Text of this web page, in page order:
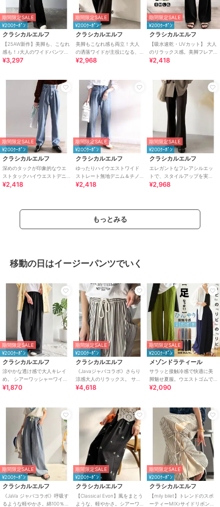
期間限定SALE
¥200ｸｰﾎﾟﾝ
クラシカルエルフ
【25AW新作】美脚も、こなれ
感も！♪大人のワイドパンツ。
ベルテッドワイドイージース
¥3,297
期間限定SALE
¥200ｸｰﾎﾟﾝ
クラシカルエルフ
美脚もこなれ感も両立！大人
の洒落ワイドが主役になる、
ブラッシュドジャージハイウ
¥2,968
期間限定SALE
¥200ｸｰﾎﾟﾝ
クラシカルエルフ
【吸水速乾・UVカット】 大人
のリラックス感。美脚フレア
パンツ
¥2,418
期間限定SALE
¥200ｸｰﾎﾟﾝ
クラシカルエルフ
深めのタックが印象的なウエ
ストタックハイウエストデニ
ム＆チノセミワイドパンツ
¥2,418
期間限定SALE
¥200ｸｰﾎﾟﾝ
クラシカルエルフ
ゆったりハイウエストワイド
ストレート無地デニム＆チノ
パンツ
¥2,418
期間限定SALE
¥200ｸｰﾎﾟﾝ
クラシカルエルフ
エレガントなフレアシルエッ
トで、スタイルアップを実
現！ブラッシュドジャージー
¥2,968
もっとみる
移動の日はイージーパンツでいく
期間限定SALE
¥200ｸｰﾎﾟﾝ
クラシカルエルフ
涼やかな透け感で大人キレイ
め。 シアーワッシャーワイド
イージーパンツ
¥1,870
期間限定SALE
¥200ｸｰﾎﾟﾝ
クラシカルエルフ
《Javaジャバコラボ》さらり
涼感大人のリラックス。 サッ
カー素材ビックポケットイー
¥4,618
期間限定SALE
¥200ｸｰﾎﾟﾝ
メゾンドラティール
サラッと接触冷感で快適に美
脚魅せ夏服。ウエストゴムで
ラフに履けるのに上品プリー
¥2,090
期間限定SALE
¥200ｸｰﾎﾟﾝ
クラシカルエルフ
《JaVa ジャバコラボ》呼吸す
るような軽やかさ。綿100％シ
期間限定SALE
¥200ｸｰﾎﾟﾝ
クラシカルエルフ
【Classical Evon】風をまとう
ような、軽やかさ。シアーワ
期間限定SALE
¥200ｸｰﾎﾟﾝ
クラシカルエルフ
【mily bilet】トレンドのスポ
ーティーMIX♪サイドリボンタ